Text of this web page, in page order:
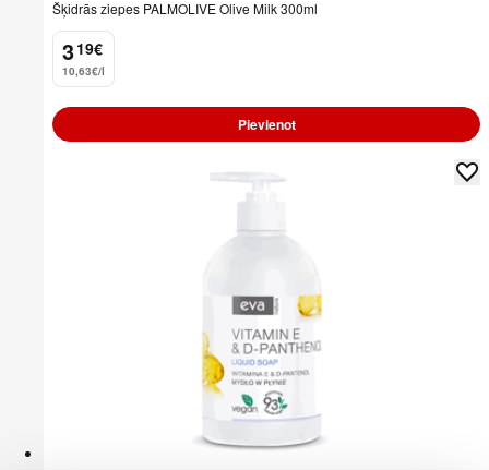
Šķidrās ziepes PALMOLIVE Olive Milk 300ml
3
. 19€
10,63€/l
Pievienot